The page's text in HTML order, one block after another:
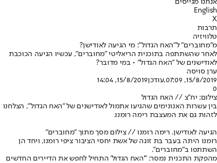
אנחנו מגייסים
English
X
תרבות
טלוויזיה
מ"מחוברים" ל"האח הגדול": מי הגיעה לאודישן?
לאחר שהשתתפה בתוכנית הריאליטי "מחוברים", עכשיו הגיעה הכוכבת
לאודישנים של "האח הגדול" • במי מדובר?
ערן סויסה
15/8/2019, 07:09
,עודכן15/8/2019, 14:04
0
צילום: יח"צ // האח הגדול
בין עשרות האנונימים שהגיעו אתמול לאודישנים של "האח הגדול", הצלחנו
לזהות גם את המעצבת רימה רומנו.
הגיעה לאודישן. רימה רומנו // צילום מסך מתוך "מחוברים"
רומנו היתה בעבר בת זוגה של אשת יחסי הציבור ציפי רומנו, ויחד הן
השתתפו ב"מחוברים".
מהפקת התכנית נמסר: "'‬האח הגדול' התחיל לחפש את הדיירים החדשים